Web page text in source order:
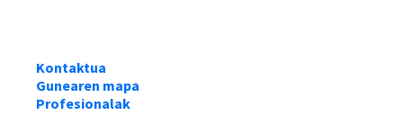
Kontaktua
Gunearen mapa
Profesionalak